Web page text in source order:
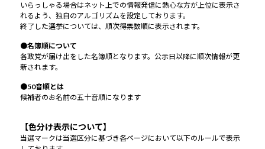
いらっしゃる場合はネット上での情報発信に熱心な方が上位に表示さ
れるよう、独自のアルゴリズムを設定しております。
終了した選挙については、順次得票数順に表示されます。
●名簿順について
各政党が届け出をした名簿順となります。公示日以降に順次情報が更
新されます。
●50音順とは
候補者のお名前の五十音順になります
【色分け表示について】
当選マークは当選区分に基づき各ページにおいて以下のルールで表示